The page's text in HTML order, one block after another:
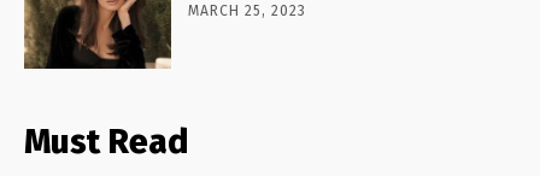
MARCH 25, 2023
Must Read